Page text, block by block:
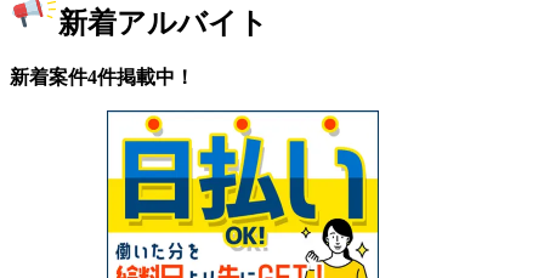
新着アルバイト
新着案件4件掲載中！